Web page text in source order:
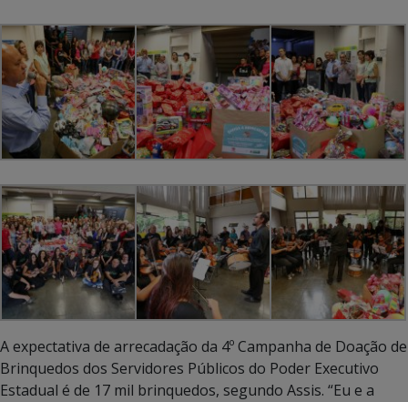
A expectativa de arrecadação da 4º Campanha de Doação de
Brinquedos dos Servidores Públicos do Poder Executivo
Estadual é de 17 mil brinquedos, segundo Assis. “Eu e a